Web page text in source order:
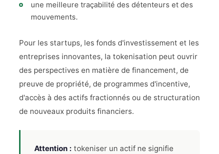
une meilleure traçabilité des détenteurs et des
mouvements.
Pour les startups, les fonds d'investissement et les
entreprises innovantes, la tokenisation peut ouvrir
des perspectives en matière de financement, de
preuve de propriété, de programmes d'incentive,
d'accès à des actifs fractionnés ou de structuration
de nouveaux produits financiers.
Attention : tokeniser un actif ne signifie